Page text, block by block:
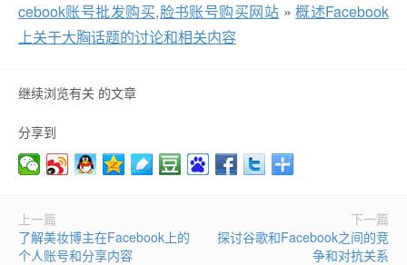
cebook账号批发购买,脸书账号购买网站 »概述Facebook
上关于大胸话题的讨论和相关内容
继续浏览有关 的文章
分享到
上一篇
了解美妆博主在Facebook上的
个人账号和分享内容
下一篇
探讨谷歌和Facebook之间的竞
争和对抗关系